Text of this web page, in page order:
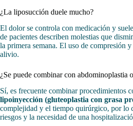
¿La liposucción duele mucho?
El dolor se controla con medicación y
de pacientes describen molestias que
la primera semana. El uso de compresión
alivio.
¿Se puede combinar con abdominoplastia
Sí, es frecuente combinar procedimientos
lipoinyección (gluteoplastia con grasa
complejidad y el tiempo quirúrgico, por lo
riesgos y la necesidad de una